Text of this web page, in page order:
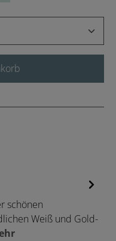
gewünschten
schönen
Weiß und Gold-